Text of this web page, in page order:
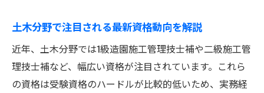
土木資格と実務経験の相乗効果とは
現場で役立つ土木技術者の工夫と工法
建築土木技術者の業務効率化テクニック
資格取得困難なら効率的な学習法を抑えよう
土木分野で注目される最新資格動向を解説
近年、土木分野では1級造園施工管理技士補や二級施工管
理技士補など、幅広い資格が注目されています。これら
の資格は受験資格のハードルが比較的低いため、実務経